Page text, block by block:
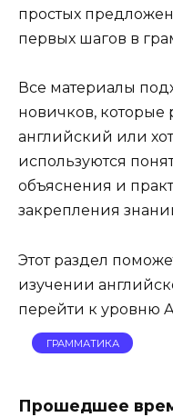
простых
первых шагов в
Все материалы
новичков, которые
английский или
используются
объяснения и
закрепления
Этот раздел
изучении
перейти к уровню
ГРАММАТИКА
Прошедшее